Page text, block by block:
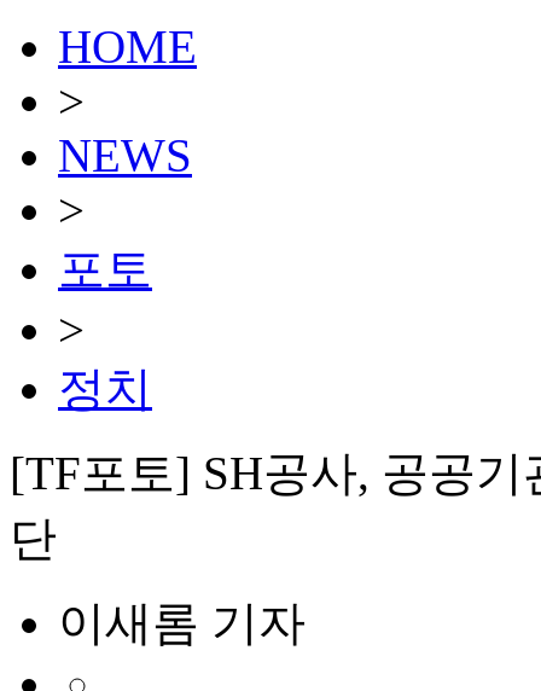
HOME
>
NEWS
>
포토
>
정치
[TF포토] SH공사, 공공
단
이새롬 기자